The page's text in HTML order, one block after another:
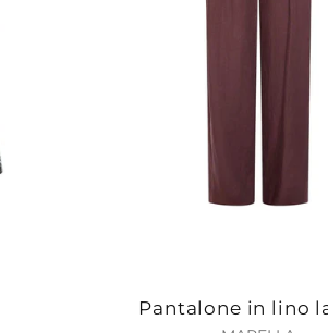
Pantalone in lino